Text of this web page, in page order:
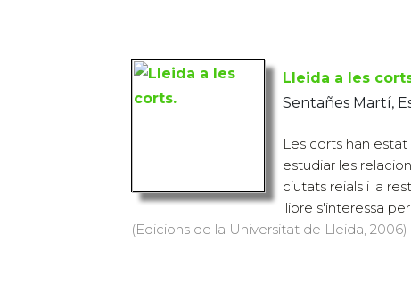
Lleida a les
Sentañes Martí,
Les corts han
estudiar les
ciutats reials i la
llibre s'interessa per
(Edicions de la Universitat de Lleida, 2006)